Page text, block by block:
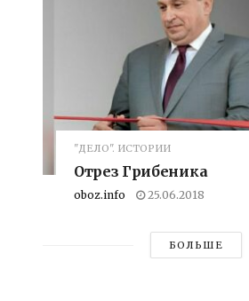
"ДЕЛО". ИСТОРИИ
Отрез Грибеника
oboz.info 25.06.2018
БОЛЬШЕ